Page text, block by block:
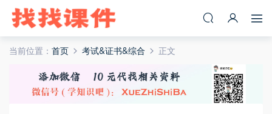
当前位置： 首页 考试&证书&综合 正文